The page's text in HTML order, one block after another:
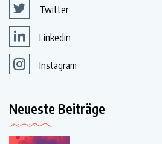
Twitter
Linkedin
Instagram
Neueste Beiträge